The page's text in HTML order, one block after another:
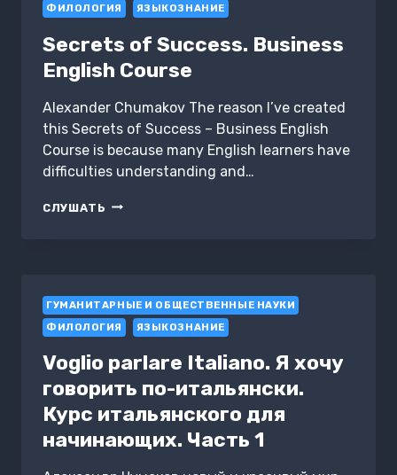
ФИЛОЛОГИЯ ЯЗЫКОЗНАНИЕ
Secrets of Success. Business
English Course
Alexander Chumakov The reason l’ve created
this Secrets of Success – Business English
Course is because many English learners have
difficulties understanding and…
СЛУШАТЬ SECRETS
ГУМАНИТАРНЫЕ И ОБЩЕСТВЕННЫЕ НАУКИ
ФИЛОЛОГИЯ
ЯЗЫКОЗНАНИЕ
Voglio parlare Italiano. Я хочу
говорить по-итальянски.
Курс итальянского для
начинающих. Часть 1